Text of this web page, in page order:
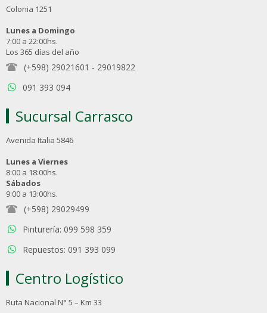
Colonia 1251
Lunes a Domingo
7:00 a 22:00hs.
Los 365 días del año
(+598) 29021601 - 29019822
091 393 094
Sucursal Carrasco
Avenida Italia 5846
Lunes a Viernes
8:00 a 18:00hs.
Sábados
9:00 a 13:00hs.
(+598) 29029499
Pinturería: 099 598 359
Repuestos: 091 393 099
Centro Logístico
Ruta Nacional N° 5 – Km 33